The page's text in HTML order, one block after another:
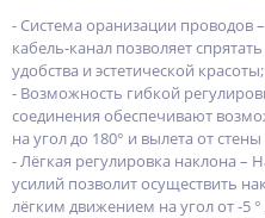
- Система оранизации проводов
кабель-канал позволяет
удобства и эстетической красоты;
- Возможность гибкой
соединения обеспечивают
на угол до 180° и вылета от
- Лёгкая регулировка наклона –
усилий позволит осуществить
лёгким движением на угол от -5 °